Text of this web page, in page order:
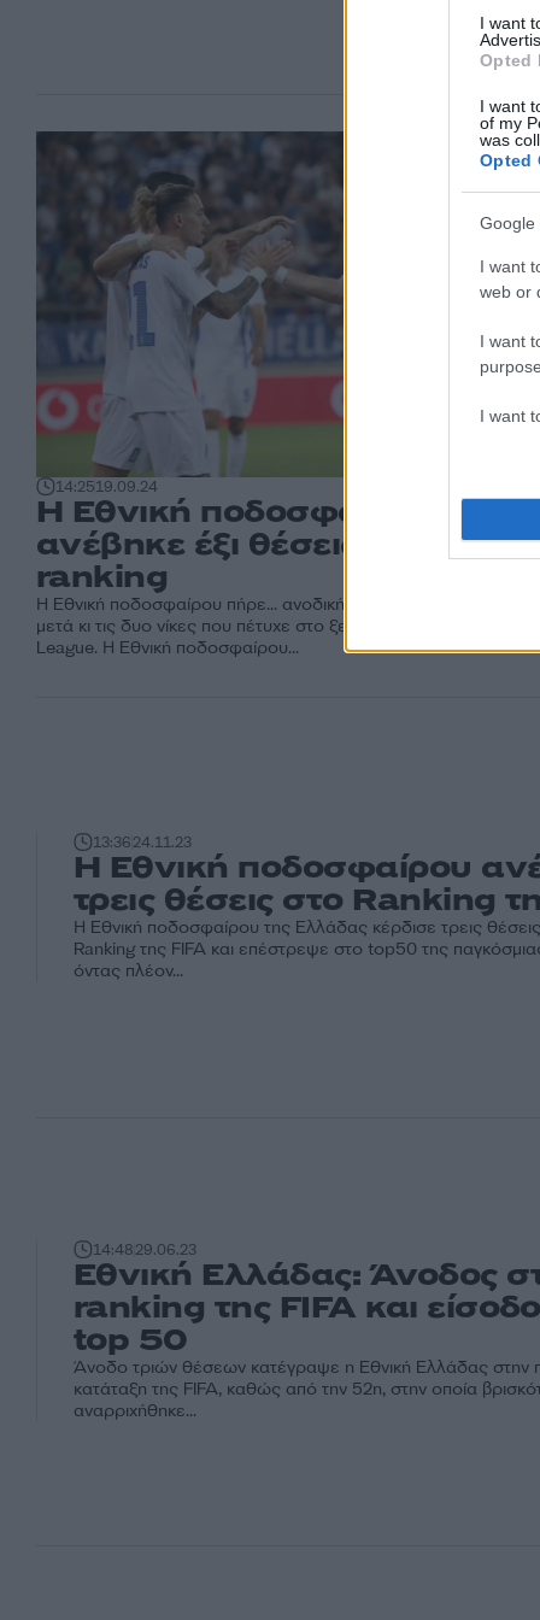
I want
Opted
I want
of my
was
Opted
Google
I want
web or
I want
I want
14:2519.09.24
Η Εθνική ποδοσφαίρου
ανέβηκε έξι θέσεις στο FIFA
ranking
Η Εθνική ποδοσφαίρου πήρε... ανοδική πορεία στο FIFA ranking,
μετά κι τις δυο νίκες που πέτυχε στο ξεκίνημα του νέου Nations
League. Η Εθνική ποδοσφαίρου...
13:3624.11.23
Η Εθνική ποδοσφαίρου
τρεις θέσεις στο Ranking
Η Εθνική ποδοσφαίρου της Ελλάδας κέρδισε τρεις
Ranking της FIFA και επέστρεψε στο top50 της
όντας πλέον...
14:4829.06.23
Εθνική Ελλάδας: Άνοδος
ranking της FIFA και
top 50
Άνοδο τριών θέσεων κατέγραψε η Εθνική Ελλάδας στην
κατάταξη της FIFA, καθώς από την 52η, στην οποία
αναρριχήθηκε...